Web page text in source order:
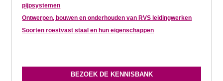
pijpsystemen
Ontwerpen, bouwen en onderhouden van RVS leidingwerken
Soorten roestvast staal en hun eigenschappen
BEZOEK DE KENNISBANK